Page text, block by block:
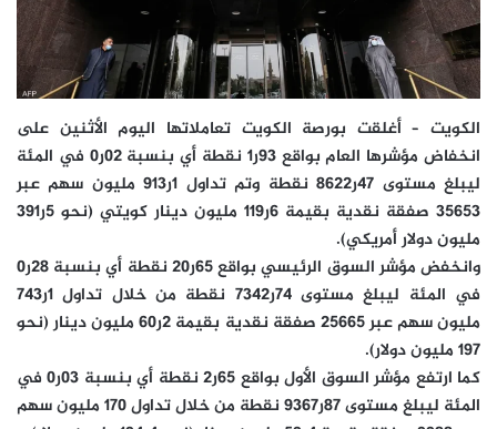
الكويت – أغلقت بورصة الكويت تعاملاتها اليوم الأثنين على
انخفاض مؤشرها العام بواقع 93ر1 نقطة أي بنسبة 02ر0 في المئة
ليبلغ مستوى 47ر8622 نقطة وتم تداول 1ر913 مليون سهم عبر
35653 صفقة نقدية بقيمة 6ر119 مليون دينار كويتي (نحو 5ر391
مليون دولار أمريكي).
وانخفض مؤشر السوق الرئيسي بواقع 65ر20 نقطة أي بنسبة 28ر0
في المئة ليبلغ مستوى 74ر7342 نقطة من خلال تداول 1ر743
مليون سهم عبر 25665 صفقة نقدية بقيمة 2ر60 مليون دينار (نحو
197 مليون دولار).
كما ارتفع مؤشر السوق الأول بواقع 65ر2 نقطة أي بنسبة 03ر0 في
المئة ليبلغ مستوى 87ر9367 نقطة من خلال تداول 170 مليون سهم